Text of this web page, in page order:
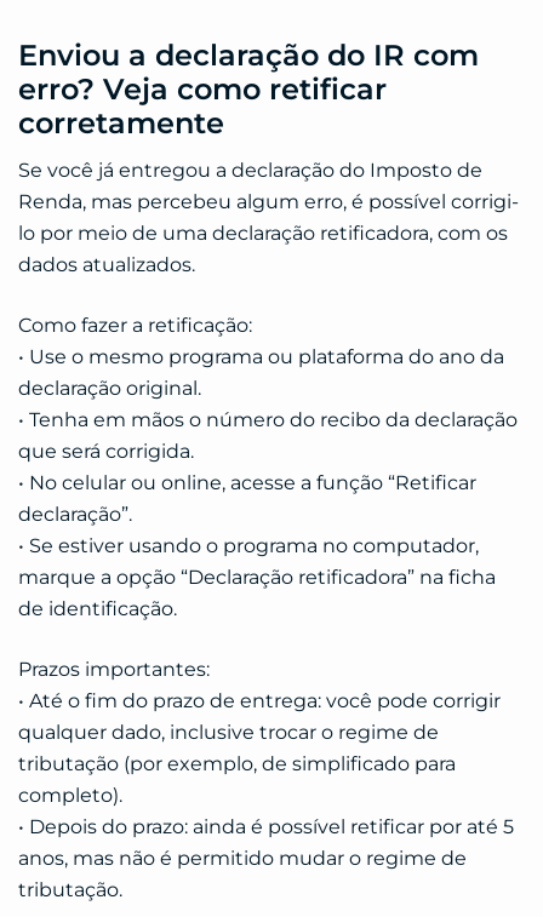
Enviou a declaração do IR com
erro? Veja como retificar
corretamente
Se você já entregou a declaração do Imposto de
Renda, mas percebeu algum erro, é possível corrigi-
lo por meio de uma declaração retificadora, com os
dados atualizados.
Como fazer a retificação:
• Use o mesmo programa ou plataforma do ano da
declaração original.
• Tenha em mãos o número do recibo da declaração
que será corrigida.
• No celular ou online, acesse a função “Retificar
declaração”.
• Se estiver usando o programa no computador,
marque a opção “Declaração retificadora” na ficha
de identificação.
Prazos importantes:
• Até o fim do prazo de entrega: você pode corrigir
qualquer dado, inclusive trocar o regime de
tributação (por exemplo, de simplificado para
completo).
• Depois do prazo: ainda é possível retificar por até 5
anos, mas não é permitido mudar o regime de
tributação.